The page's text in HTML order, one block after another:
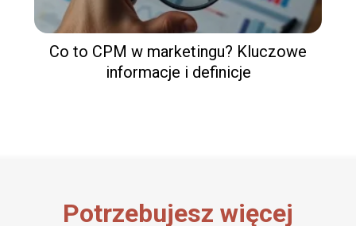
Co to CPM w marketingu? Kluczowe
informacje i definicje
Potrzebujesz więcej